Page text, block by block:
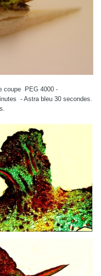
PEG 4000 -
- Astra bleu 30 secondes.